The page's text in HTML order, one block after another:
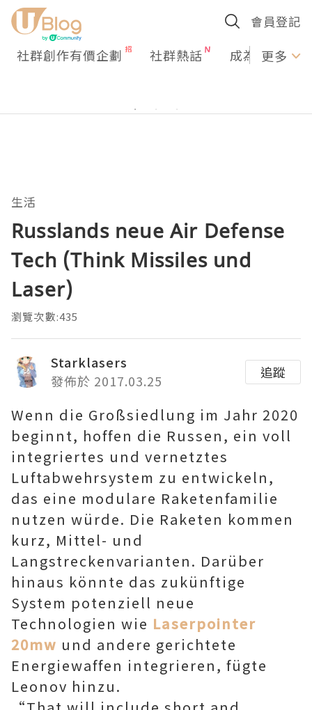
會員登記
社群創作有價企劃 社群熱話 成為U更多
生活
Russlands neue Air Defense
Tech (Think Missiles und
Laser)
瀏覽次數:435
Starklasers
發佈於 2017.03.25
追蹤
Wenn die Großsiedlung im Jahr 2020
beginnt, hoffen die Russen, ein voll
integriertes und vernetztes
Luftabwehrsystem zu entwickeln,
das eine modulare Raketenfamilie
nutzen würde. Die Raketen kommen
kurz, Mittel- und
Langstreckenvarianten. Darüber
hinaus könnte das zukünftige
System potenziell neue
Technologien wie Laserpointer
20mw und andere gerichtete
Energiewaffen integrieren, fügte
Leonov hinzu.